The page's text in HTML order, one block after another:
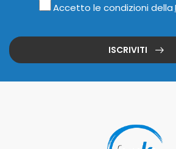
Accetto le condizioni della
ISCRIVITI